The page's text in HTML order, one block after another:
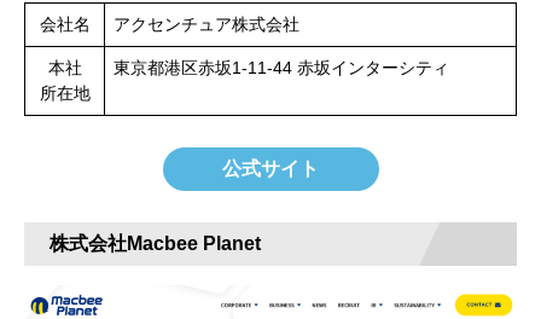
会社名 アクセンチュア株式会社
本社
所在地
東京都港区赤坂1-11-44 赤坂インターシティ
公式サイト
株式会社Macbee Planet